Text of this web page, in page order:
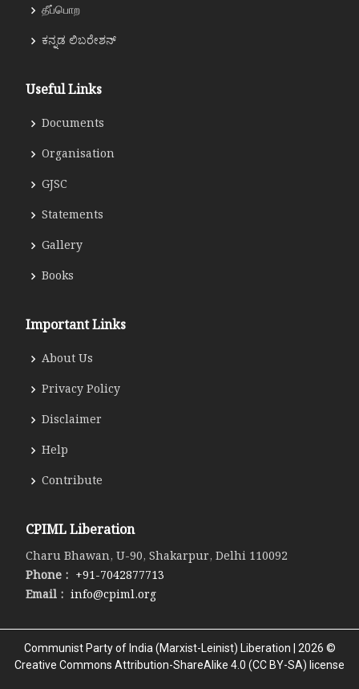
தீப்பொற
ಕನ್ನಡ ಲಿಬರೇಶನ್
Useful Links
Documents
Organisation
GJSC
Statements
Gallery
Books
Important Links
About Us
Privacy Policy
Disclaimer
Help
Contribute
CPIML Liberation
Charu Bhawan, U-90, Shakarpur, Delhi 110092
Phone : +91-7042877713
Email : info@cpiml.org
Communist Party of India (Marxist-Leinist) Liberation | 2026 ©
Creative Commons Attribution-ShareAlike 4.0 (CC BY-SA) license